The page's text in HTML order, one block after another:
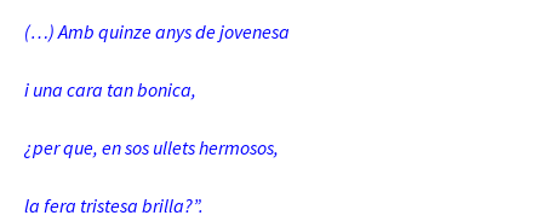
(…) Amb quinze anys de jovenesa
i una cara tan bonica,
¿per que, en sos ullets hermosos,
la fera tristesa brilla?”.